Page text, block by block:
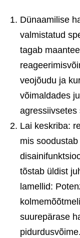
Dünaamilise
valmistatud
tagab
veojõudu ja
võimaldades
agressiivsetes
Lai keskriba:
mis
tõstab üldist
lamellid:
suurepärase